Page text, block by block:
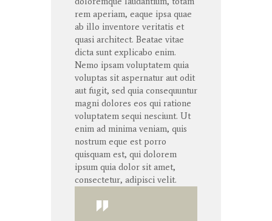
rem aperiam, eaque ipsa quae
ab illo inventore veritatis et
quasi architect. Beatae vitae
dicta sunt explicabo enim.
Nemo ipsam voluptatem quia
voluptas sit aspernatur aut odit
aut fugit, sed quia consequuntur
magni dolores eos qui ratione
voluptatem sequi nesciunt. Ut
enim ad minima veniam, quis
nostrum eque est porro
quisquam est, qui dolorem
ipsum quia dolor sit amet,
consectetur, adipisci velit.